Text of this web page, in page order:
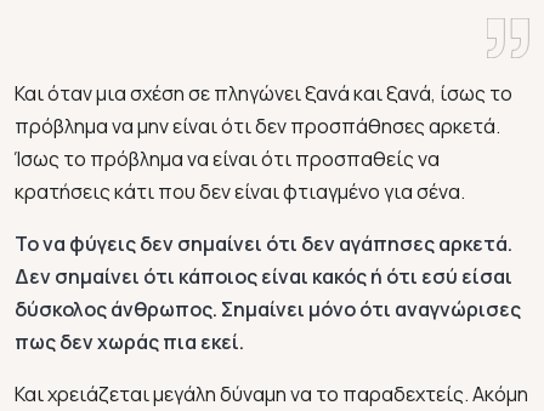
Και όταν μια σχέση σε πληγώνει ξανά και ξανά, ίσως το
πρόβλημα να μην είναι ότι δεν προσπάθησες αρκετά.
Ίσως το πρόβλημα να είναι ότι προσπαθείς να
κρατήσεις κάτι που δεν είναι φτιαγμένο για σένα.
Το να φύγεις δεν σημαίνει ότι δεν αγάπησες αρκετά.
Δεν σημαίνει ότι κάποιος είναι κακός ή ότι εσύ είσαι
δύσκολος άνθρωπος. Σημαίνει μόνο ότι αναγνώρισες
πως δεν χωράς πια εκεί.
Και χρειάζεται μεγάλη δύναμη να το παραδεχτείς. Ακόμη